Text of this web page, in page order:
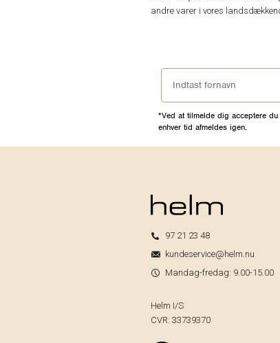
andre varer i vores
*Ved at tilmelde dig acceptere du
enhver tid afmeldes igen.
97 21 23 48
kundeservice@helm.nu
Mandag-fredag: 9.00-15.00
Helm I/S
CVR: 33739370